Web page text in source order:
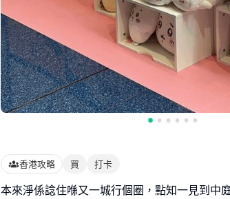
香港攻略 買 打卡
本來淨係諗住喺又一城行個圈，點知一見到中